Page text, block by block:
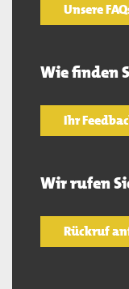
Unsere
Wie finden
Ihr
Wir rufen
Rückruf